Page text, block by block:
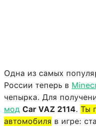
Одна из самых
России теперь в
чепырка. Для
мод Car VAZ 2114. Ты
автомобиля в игре: